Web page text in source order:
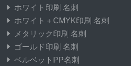
ホワイト印刷 名刺
ホワイト＋CMYK印刷 名刺
メタリック印刷 名刺
ゴールド印刷 名刺
ベルベットPP名刺